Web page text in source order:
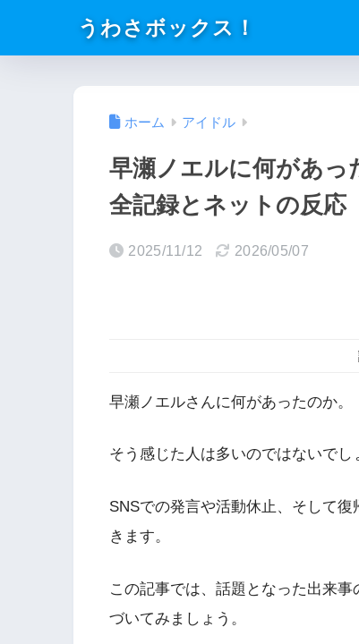
うわさボックス！
ホーム アイドル
早瀬ノエルに何があっ
全記録とネットの反応
2025/11/12 2026/05/07
早瀬ノエルさんに何があったのか。
そう感じた人は多いのではないでし
SNSでの発言や活動休止、そして
きます。
この記事では、話題となった出来
づいてみましょう。